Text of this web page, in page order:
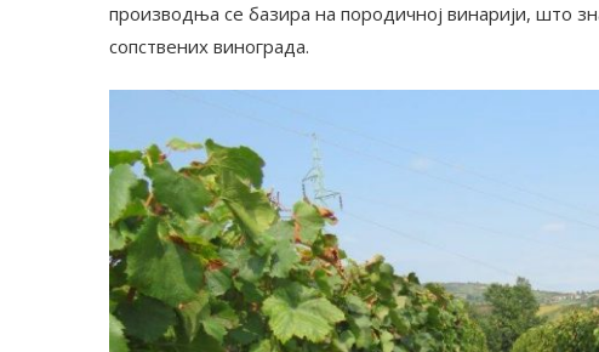
производња се базира на породичној винарији, што
сопствених винограда.